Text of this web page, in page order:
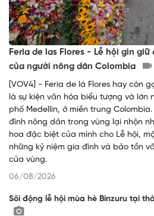
Feria de las Flores - Lễ hội gìn
của người nông dân Colombia
[VOV4] - Feria de lá Flores hay còn
là sự kiện văn hóa biểu tượng và
phố Medellin, ở miền trung
đình nông dân trong vùng lại nhộn
hoa đặc biệt của mình cho Lễ hội,
những kỷ niệm gia đình và bảo tồn
của vùng.
06/08/2026
Sôi động lễ hội mùa hè Binzuru tại